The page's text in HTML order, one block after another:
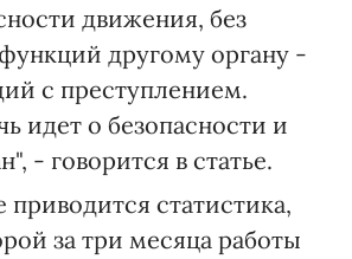
движения, без
другому органу -
с преступлением.
идет о безопасности и
- говорится в статье.
приводится статистика,
за три месяца работы